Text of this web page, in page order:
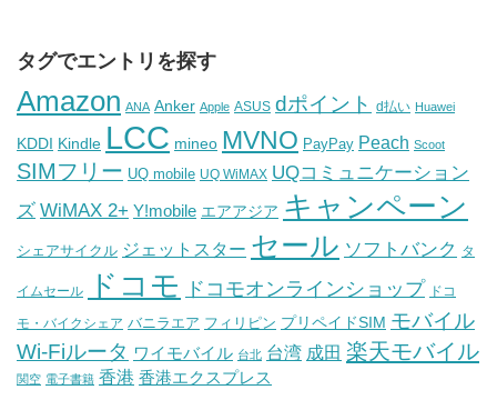
タグでエントリを探す
Amazon ANA Anker Apple ASUS dポイント d払い Huawei
KDDI Kindle LCC mineo MVNO PayPay Peach Scoot
SIMフリー UQ mobile UQ WiMAX UQコミュニケーション
ズ WiMAX 2+ Y!mobile エアアジア キャンペーン
シェアサイクル ジェットスター セール ソフトバンク タ
イムセール ドコモ ドコモオンラインショップ ドコ
モ・バイクシェア バニラエア フィリピン プリペイドSIM モバイル
Wi-Fiルータ ワイモバイル 台北 台湾 成田 楽天モバイル
関空 電子書籍 香港 香港エクスプレス